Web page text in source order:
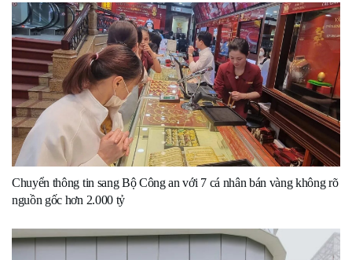
Chuyển thông tin sang Bộ Công an với 7 cá nhân bán vàng không rõ
nguồn gốc hơn 2.000 tỷ